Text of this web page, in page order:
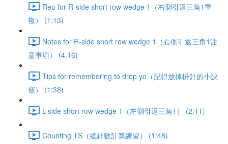
Rep for R-side short row wedge 1（右側引返三角1重
複） (1:13)
Notes for R-side short row wedge 1（右側引返三角1注
意事項） (4:16)
Tips for remembering to drop yo（記得放掉掛針的小訣
竅） (1:38)
L-side short row wedge 1（左側引返三角1） (2:11)
Counting TS（總針數計算練習） (1:48)